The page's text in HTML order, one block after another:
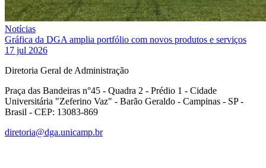
Notícias
Gráfica da DGA amplia portfólio com novos produtos e serviços
17 jul 2026
Diretoria Geral de Administração
Praça das Bandeiras n°45 - Quadra 2 - Prédio 1 - Cidade
Universitária "Zeferino Vaz" - Barão Geraldo - Campinas - SP -
Brasil - CEP: 13083-869
diretoria@dga.unicamp.br